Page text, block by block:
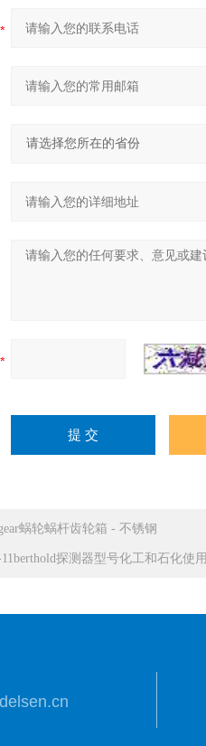
蜗轮蜗杆齿轮箱 - 不锈钢
探测器型号化工和石化使用